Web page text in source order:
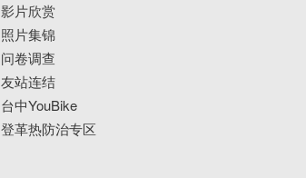
影片欣赏
照片集锦
问卷调查
友站连结
台中YouBike
登革热防治专区